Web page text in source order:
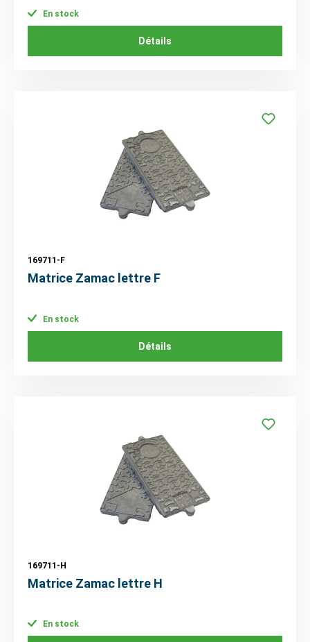
En stock
Détails
169711-F
Matrice Zamac lettre F
En stock
Détails
169711-H
Matrice Zamac lettre H
En stock